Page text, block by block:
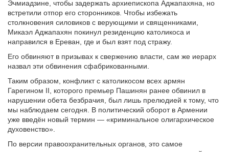
Эчмиадзине, чтобы задержать архиепископа Аджапахяна, но
встретили отпор его сторонников. Чтобы избежать
столкновения силовиков с верующими и священниками,
Микаэл Аджапахян покинул резиденцию католикоса и
направился в Ереван, где и был взят под стражу.
Его обвиняют в призывах к свержению власти, сам же иерарх
назвал эти обвинения сфабрикованными.
Таким образом, конфликт с католикосом всех армян
Гарегином II, которого премьер Пашинян ранее обвинил в
нарушении обета безбрачия, был лишь прелюдией к тому, что
мы наблюдаем сегодня. В политический оборот в Армении
уже введён новый термин — «криминальное олигархическое
духовенство».
По версии правоохранительных органов, это самое